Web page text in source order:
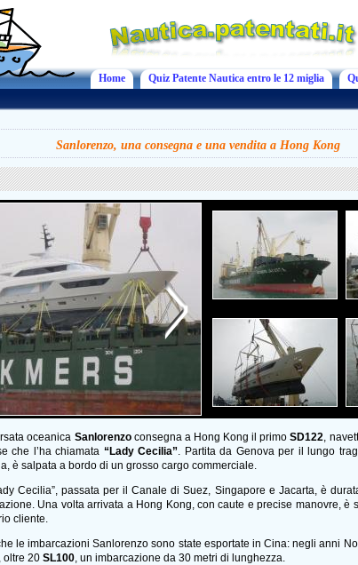
Home Quiz Patente Nautica entro le 12 miglia
Sanlorenzo, una consegna e una vendita a Hong Kong
oceanica Sanlorenzo consegna a Hong Kong il primoSD122,
che l’ha chiamata “Lady Cecilia”. Partita da Genova per il lungo
è salpata a bordo di un grosso cargo commerciale.
Cecilia”, passata per il Canale di Suez, Singapore e Jacarta, è
Una volta arrivata a Hong Kong, con caute e precise manovre, è
cliente.
le imbarcazioni Sanlorenzo sono state esportate in Cina: negli anni
oltre 20 SL100, un imbarcazione da 30 metri di lunghezza.